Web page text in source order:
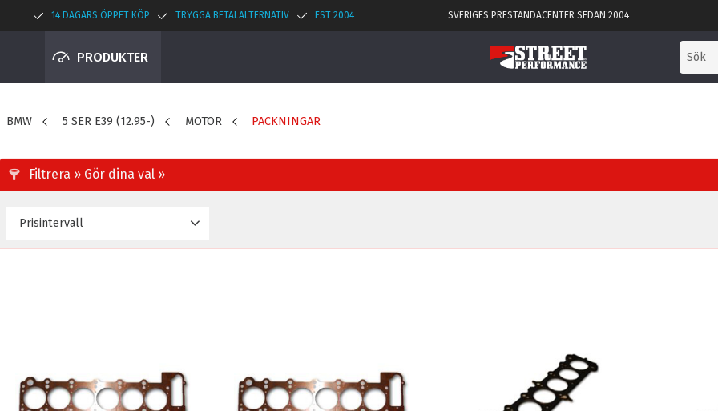
14 DAGARS ÖPPET KÖP TRYGGA BETALALTERNATIV EST 2004 SVERIGES PRESTANDACENTER SEDAN 2004
PRODUKTER
BMW 5 SER E39 (12.95-) MOTOR PACKNINGAR
Prisintervall